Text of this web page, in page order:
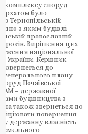
комплексу споруд
було
в Тернопільській
з яким будівлі
православній
років. Вирішення цих
національної
України. Керівник
звернеться до
генерального плану
Почаївської
– державної
будівництва з
також звернеться до
ініціювати повернення
у державну власність